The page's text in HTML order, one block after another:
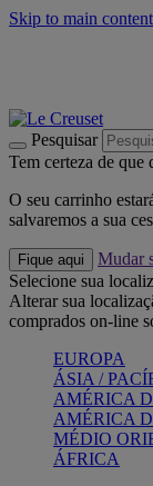
Skip to main content
Pesquisar
Tem certeza de que
O seu carrinho
salvaremos a sua
Fique aqui
Mudar
Selecione sua
Alterar sua
comprados on-line
EUROPA
ÁSIA /
AMÉRICA
AMÉRICA
MÉDIO
ÁFRICA